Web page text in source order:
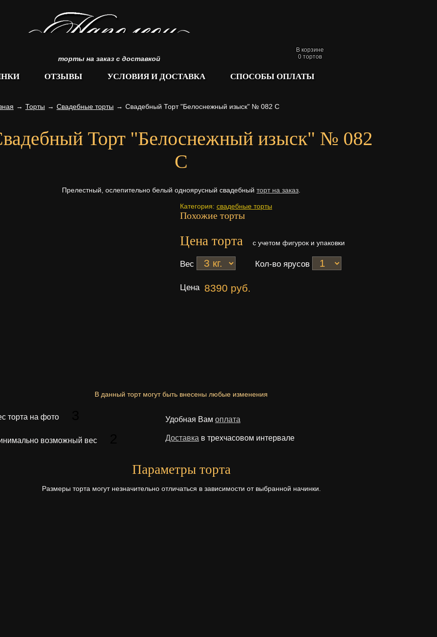
торты на заказ с доставкой
В корзине
0 тортов
ОТЗЫВЫ УСЛОВИЯ И ДОСТАВКА СПОСОБЫ ОПЛАТЫ
→ Торты → Свадебные торты → Свадебный Торт "Белоснежный изыск" № 082 С
Торт "Белоснежный изыск" № 082
С
Прелестный, ослепительно белый одноярусный свадебный торт на заказ
Категория: свадебные торты
Похожие торты
Цена торта с учетом фигурок и упаковки
Вес Кол-во ярусов
Цена 8390 руб.
В данный торт могут быть внесены любые изменения
торта на фото
возможный вес
Удобная Вам оплата
Доставка в трехчасовом интервале
Параметры торта
Размеры торта могут незначительно отличаться в зависимости от выбранной начинки.